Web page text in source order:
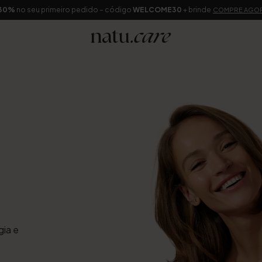
no seu primeiro pedido – código WELCOME30 + brinde COMPRE
e